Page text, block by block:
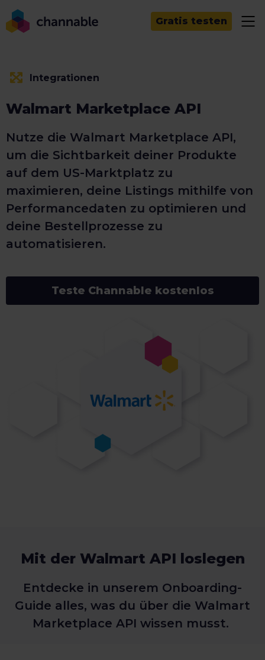
Gratis testen
Integrationen
Walmart Marketplace API
Nutze die Walmart Marketplace API,
um die Sichtbarkeit deiner Produkte
auf dem US-Marktplatz zu
maximieren, deine Listings mithilfe von
Performancedaten zu optimieren und
deine Bestellprozesse zu
automatisieren.
Teste Channable kostenlos
Mit der Walmart API loslegen
Entdecke in unserem Onboarding-
Guide alles, was du über die Walmart
Marketplace API wissen musst.